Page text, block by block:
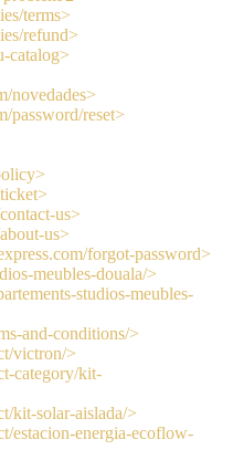
terms>
refund>
catalog>
novedades>
password/reset>
us>
us>
forgot-password>
meubles-douala/>
studios-meubles-
and-conditions/>
victron/>
category/kit-
kit-solar-aislada/>
estacion-energia-ecoflow-